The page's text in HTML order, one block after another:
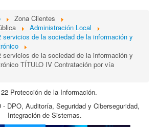
Zona Clientes
Administración Local
servicios de la sociedad de la información y
servicios de la sociedad de la información y
TÍTULO IV Contratación por vía
Protección de la Información.
DPO, Auditoría, Seguridad y Ciberseguridad,
Integración de Sistemas.